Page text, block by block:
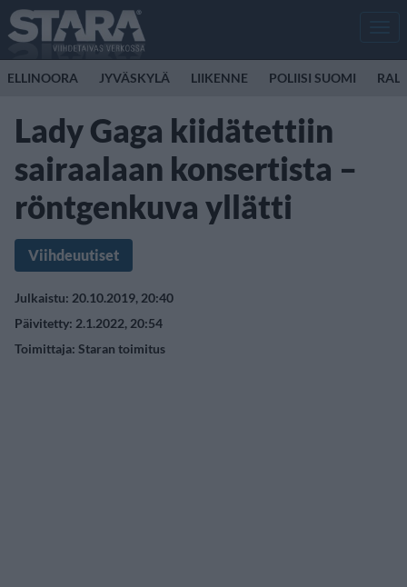
ELLINOORA JYVÄSKYLÄ LIIKENNE POLIISI SUOMI
Lady Gaga kiidätettiin
sairaalaan konsertista –
röntgenkuva yllätti
Viihdeuutiset
Julkaistu: 20.10.2019, 20:40
Päivitetty: 2.1.2022, 20:54
Toimittaja: Staran toimitus